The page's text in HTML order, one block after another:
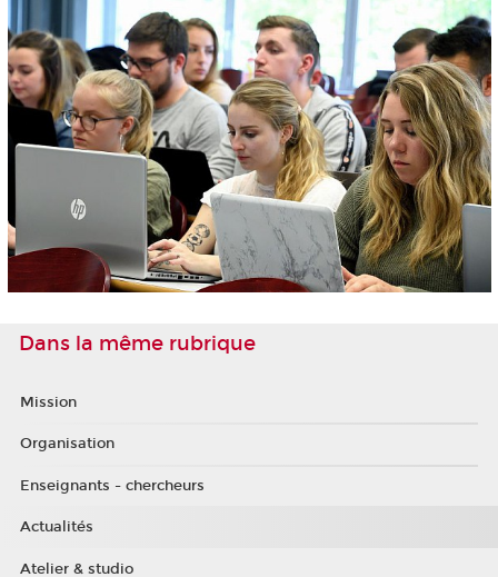
Dans la même rubrique
Mission
Organisation
Enseignants - chercheurs
Actualités
Atelier & studio